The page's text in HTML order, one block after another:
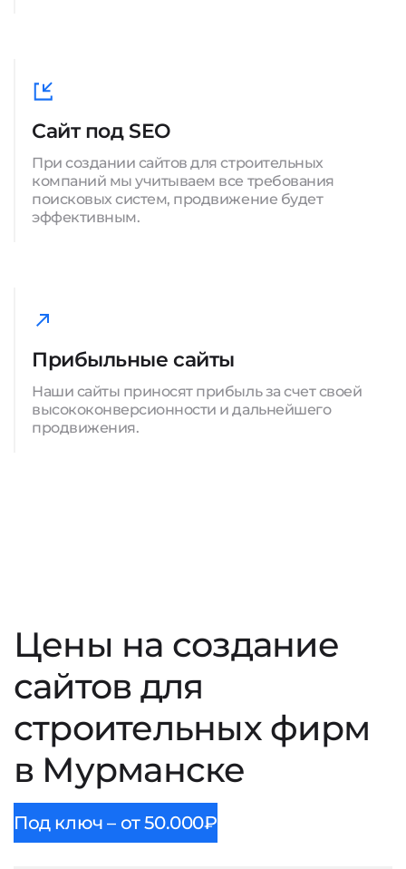
Сайт под SEO
При создании сайтов для строительных
компаний мы учитываем все требования
поисковых систем, продвижение будет
эффективным.
Прибыльные сайты
Наши сайты приносят прибыль за счет своей
высококонверсионности и дальнейшего
продвижения.
Цены на создание
сайтов для
строительных фирм
в Мурманске
Под ключ – от 50.000₽